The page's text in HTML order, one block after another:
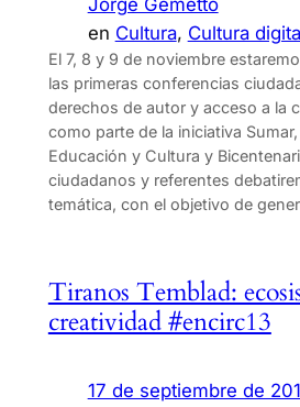
Jorge Gemetto
en Cultura, Cultura
El 7, 8 y 9 de noviembre
las primeras conferencias
derechos de autor y acceso a la
como parte de la iniciativa
Educación y Cultura y
ciudadanos y referentes
temática, con el objetivo de
Tiranos Temblad:
creatividad #encirc13
17 de septiembre de